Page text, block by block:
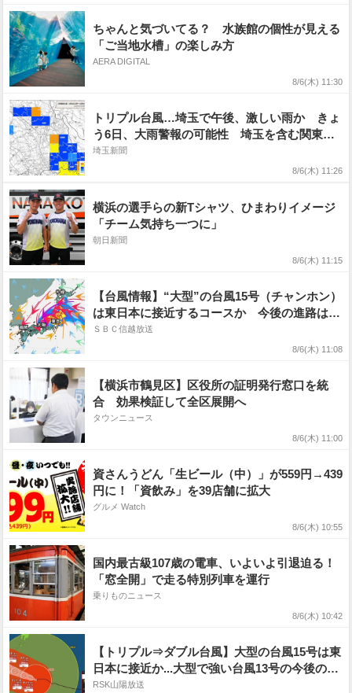
ちゃんと気づいてる？ 水族館の個性が見える
「ご当地水槽」の楽しみ方
AERA DIGITAL
8/6(木) 11:30
トリプル台風…埼玉で午後、激しい雨か きょ
う6日、大雨警報の可能性 埼玉を含む関東
圏、台風の予報円に入った
埼玉新聞
8/6(木) 11:26
横浜の選手らの新Tシャツ、ひまわりイメージ
「チーム気持ち一つに」
朝日新聞
8/6(木) 11:15
【台風情報】“大型”の台風15号（チャンホン）
は東日本に接近するコースか 今後の進路は?
勢力は?【16日（日）までの雨風シミュレーシ
ョン画像掲載】お盆の天気に影響するか（6日
ＳＢＣ信越放送
8/6(木) 11:08
【横浜市鶴見区】区役所の証明発行窓口を統
合 効果検証して全区展開へ
タウンニュース
8/6(木) 11:00
資さんうどん「生ビール（中）」が559円→439
円に！「資飲み」を39店舗に拡大
グルメ Watch
8/6(木) 10:55
国内最古級107歳の電車、いよいよ引退迫る！
「窓全開」で走る特別列車を運行
乗りものニュース
8/6(木) 10:42
【トリプル⇒ダブル台風】大型の台風15号は東
日本に接近か...大型で強い台風13号の今後の進
路は?台風14号は熱帯低気圧に 雨・風シミュ
RSK山陽放送